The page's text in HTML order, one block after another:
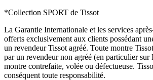
*Collection SPORT de Tissot
La Garantie Internationale et les services
offerts exclusivement aux clients possédant
un revendeur Tissot agréé. Toute montre
par un revendeur non agréé (en particulier sur
montre contrefaite, volée ou défectueuse.
conséquent toute responsabilité.